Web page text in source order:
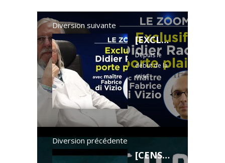
Diversion suivante
[EXCLU] Didier Raoult va porter plainte pour mise en danger de la vie d’autrui contre l’ANSM
Depuis le
début de la
crise
sanitaire, les
débats
autour de
l’hydroxychlo
roquine, une
molécule
le protocole
Diversion précédente
[CENSURÉ] CoVid 19/PEUR SUR LE PAYS - Bulletin de RE-INFORMATION de Silvano TROTTA le 28/10/2020